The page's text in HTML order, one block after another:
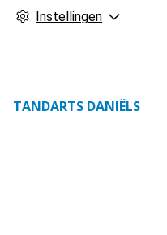
Instellingen
TANDARTS DANIËLS